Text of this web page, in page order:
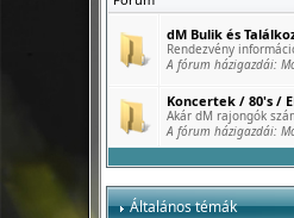
dM Bulik és
Rendezvény
A fórum házigazdái:
Koncertek / 80's /
Akár dM rajongók
A fórum házigazdái:
Általános témák